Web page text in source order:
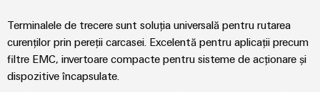
Terminalele de trecere sunt soluția universală pentru rutarea
curenților prin pereții carcasei. Excelentă pentru aplicații precum
filtre EMC, invertoare compacte pentru sisteme de acționare și
dispozitive încapsulate.